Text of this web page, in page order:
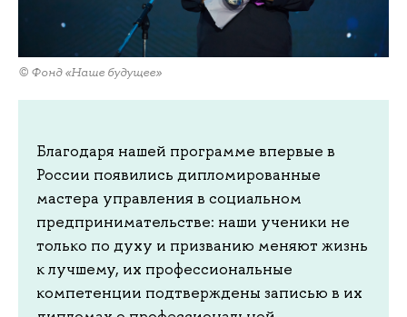
© Фонд «Наше будущее»
Благодаря нашей программе впервые в
России появились дипломированные
мастера управления в социальном
предпринимательстве: наши ученики не
только по духу и призванию меняют жизнь
к лучшему, их профессиональные
компетенции подтверждены записью в их